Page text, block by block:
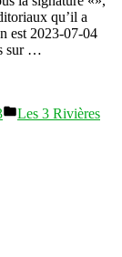
qu’il a
est 2023-07-04
sur …
Publié
Les 3 Rivières